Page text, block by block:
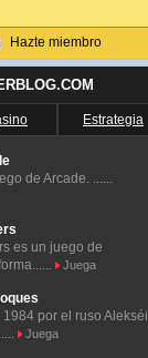
Hazte miembro
Estrategia
de Arcade. ......
es un juego de
Juega
1984 por el ruso Alekséi
Juega